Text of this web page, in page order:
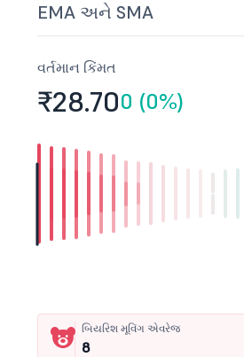
EMA અને SMA
વર્તમાન કિંમત
₹28.700 (0%)
બિયરિશ મૂવિંગ એવરેજ
8